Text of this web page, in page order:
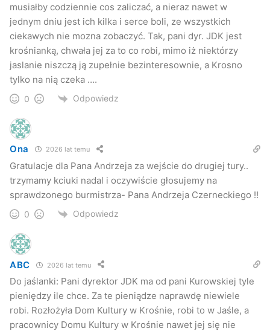
musiałby codziennie cos zaliczać, a nieraz nawet w
jednym dniu jest ich kilka i serce boli, ze wszystkich
ciekawych nie mozna zobaczyć. Tak, pani dyr. JDK jest
krośnianką, chwała jej za to co robi, mimo iż niektórzy
jaslanie niszczą ją zupełnie bezinteresownie, a Krosno
tylko na nią czeka ….
0 Odpowiedz
Ona 2026 lat temu
Gratulacje dla Pana Andrzeja za wejście do drugiej tury..
trzymamy kciuki nadal i oczywiście głosujemy na
sprawdzonego burmistrza- Pana Andrzeja Czerneckiego !!
0 Odpowiedz
ABC 2026 lat temu
Do jaślanki: Pani dyrektor JDK ma od pani Kurowskiej tyle
pieniędzy ile chce. Za te pieniądze naprawdę niewiele
robi. Rozłożyła Dom Kultury w Krośnie, robi to w Jaśle, a
pracownicy Domu Kultury w Krośnie nawet jej się nie